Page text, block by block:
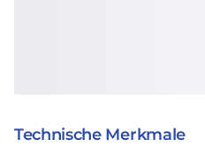
Technische Merkmale